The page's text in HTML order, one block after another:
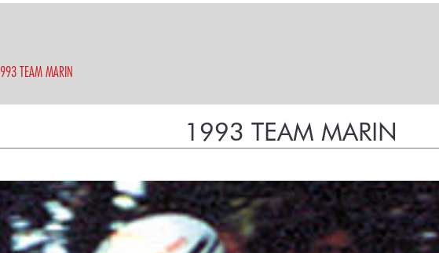
TEAM MARIN
1993 TEAM MARIN